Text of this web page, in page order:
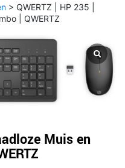
> QWERTZ | HP 235 |
| QWERTZ
Muis en